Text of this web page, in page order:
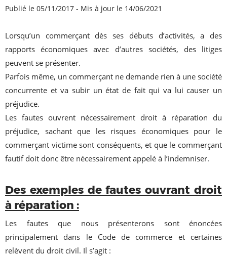
Publié le 05/11/2017 - Mis à jour le 14/06/2021
Lorsqu’un commerçant dès ses débuts d’activités, a des
rapports économiques avec d’autres sociétés, des litiges
peuvent se présenter.
Parfois même, un commerçant ne demande rien à une société
concurrente et va subir un état de fait qui va lui causer un
préjudice.
Les fautes ouvrent nécessairement droit à réparation du
préjudice, sachant que les risques économiques pour le
commerçant victime sont conséquents, et que le commerçant
fautif doit donc être nécessairement appelé à l’indemniser.
Des exemples de fautes ouvrant droit
à réparation :
Les fautes que nous présenterons sont énoncées
principalement dans le Code de commerce et certaines
relèvent du droit civil. Il s’agit :